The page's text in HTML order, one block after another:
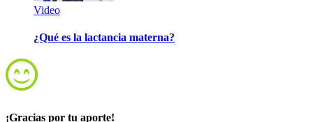
Video
¿Qué es la lactancia materna?
¡Gracias por tu aporte!